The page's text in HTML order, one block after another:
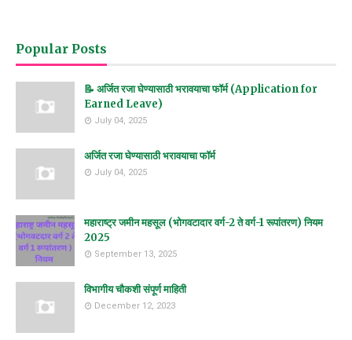
Popular Posts
📝 अर्जित रजा घेण्यासाठी भरावयाचा फॉर्म (Application for
Earned Leave)
July 04, 2025
अर्जित रजा घेण्यासाठी भरावयाचा फॉर्म
July 04, 2025
महाराष्ट्र जमीन महसूल (भोगवटादार वर्ग-2 ते वर्ग-1 रूपांतरण) नियम
2025
September 13, 2025
विभागीय चौकशी संपूर्ण माहिती
December 12, 2023